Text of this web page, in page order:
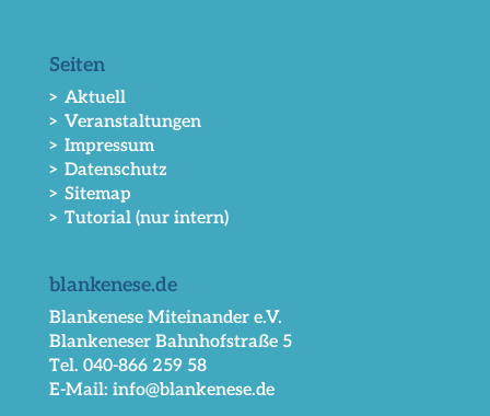
Seiten
> Aktuell
> Veranstaltungen
> Impressum
> Datenschutz
> Sitemap
> Tutorial (nur intern)
blankenese.de
Blankenese Miteinander e.V.
Blankeneser Bahnhofstraße 5
Tel. 040-866 259 58
E-Mail: info@blankenese.de